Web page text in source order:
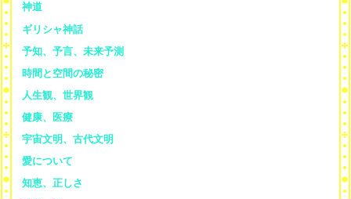
神道
ギリシャ神話
予知、予言、未来予測
時間と空間の秘密
人生観、世界観
健康、医療
宇宙文明、古代文明
愛について
知恵、正しさ